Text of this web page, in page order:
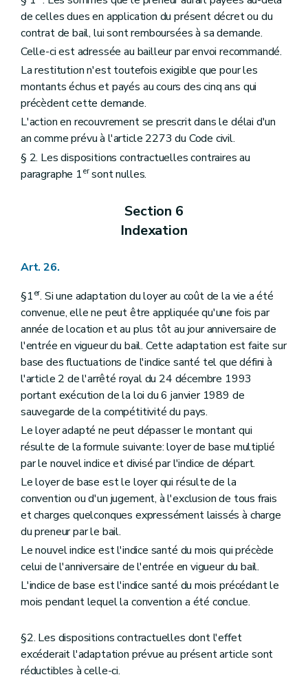
de celles dues en application du présent décret ou du
contrat de bail, lui sont remboursées à sa demande.
Celle-ci est adressée au bailleur par envoi recommandé.
La restitution n'est toutefois exigible que pour les
montants échus et payés au cours des cinq ans qui
précèdent cette demande.
L'action en recouvrement se prescrit dans le délai d'un
an comme prévu à l'article 2273 du Code civil.
§ 2. Les dispositions contractuelles contraires au
paragraphe 1ersont nulles.
Section 6
Indexation
Art. 26.
§1er. Si une adaptation du loyer au coût de la vie a été
convenue, elle ne peut être appliquée qu'une fois par
année de location et au plus tôt au jour anniversaire de
l'entrée en vigueur du bail. Cette adaptation est faite sur
base des fluctuations de l'indice santé tel que défini à
l'article 2 de l'arrêté royal du 24 décembre 1993
portant exécution de la loi du 6 janvier 1989 de
sauvegarde de la compétitivité du pays.
Le loyer adapté ne peut dépasser le montant qui
résulte de la formule suivante: loyer de base multiplié
par le nouvel indice et divisé par l'indice de départ.
Le loyer de base est le loyer qui résulte de la
convention ou d'un jugement, à l'exclusion de tous frais
et charges quelconques expressément laissés à charge
du preneur par le bail.
Le nouvel indice est l'indice santé du mois qui précède
celui de l'anniversaire de l'entrée en vigueur du bail.
L'indice de base est l'indice santé du mois précédant le
mois pendant lequel la convention a été conclue.
§2. Les dispositions contractuelles dont l'effet
excéderait l'adaptation prévue au présent article sont
réductibles à celle-ci.